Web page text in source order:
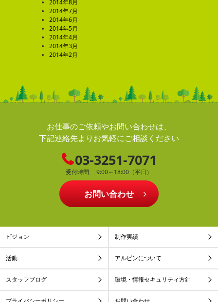
2014年8月
2014年7月
2014年6月
2014年5月
2014年4月
2014年3月
2014年2月
お仕事のご依頼やお問い合わせは、
下記連絡先よりお気軽にご相談ください
03-3251-7071
受付時間 9:00～18:00（平日）
お問い合わせ
ビジョン 制作実績
活動 アルピンについて
スタッフブログ 環境・情報セキュリティ方針